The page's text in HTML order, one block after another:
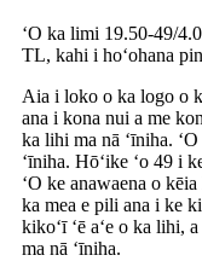
ʻO ka limi 19.50-49/
TL, kahi i hoʻohana
Aia i loko o ka logo o
ana i kona nui a me
ka lihi ma nā ʻīniha.
ʻīniha. Hōʻike ʻo 49 i
ʻO ke anawaena o
ka mea e pili ana i ke
kikoʻī ʻē aʻe o ka lihi,
ma nā ʻīniha.